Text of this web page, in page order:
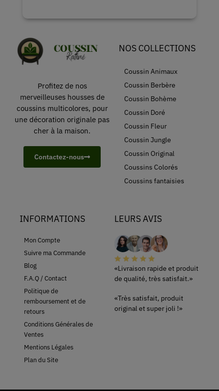
Profitez de nos
merveilleuses housses de
coussins multicolores, pour
une décoration originale pas
cher à la maison.
Contactez-nous
NOS COLLECTIONS
Coussin Animaux
Coussin Berbère
Coussin Bohème
Coussin Doré
Coussin Fleur
Coussin Jungle
Coussin Original
Coussins Colorés
Coussins fantaisies
INFORMATIONS
Mon Compte
Suivre ma Commande
Blog
F.A.Q / Contact
Politique de
remboursement et de
retours
Conditions Générales de
Ventes
Mentions Légales
Plan du Site
LEURS AVIS
«Livraison rapide et produit
de qualité, très satisfait.»
«Très satisfait, produit
original et super joli !»